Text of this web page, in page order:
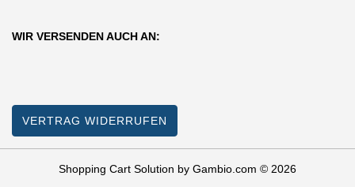
WIR VERSENDEN AUCH AN:
VERTRAG WIDERRUFEN
Shopping Cart Solution by Gambio.com © 2026